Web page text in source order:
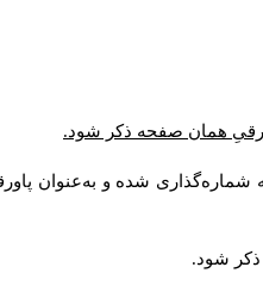
همان صفحه ذکر شود.
شماره‌گذاری شده و به‌عنوان
ذکر شود.